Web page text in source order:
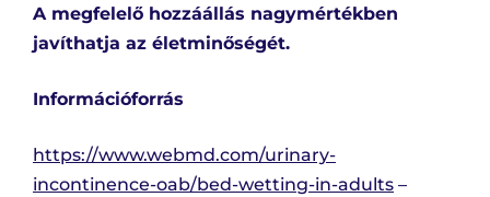
A megfelelő hozzáállás nagymértékben
javíthatja az életminőségét.
Információforrás
https://www.webmd.com/urinary-
incontinence-oab/bed-wetting-in-adults –